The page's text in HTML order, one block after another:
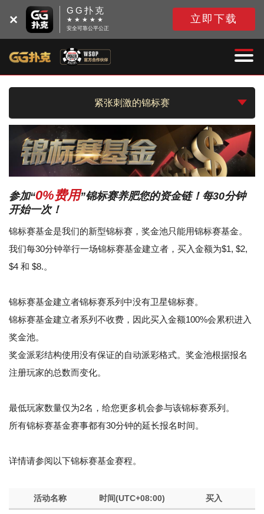
GG扑克
★ ★ ★ ★ ★
安全可靠公平公正
立即下载
紧张刺激的锦标赛
参加“0%费用”锦标赛养肥您的资金链！每30分钟
开始一次！
锦标赛基金是我们的新型锦标赛，奖金池只能用锦标赛基金。
我们每30分钟举行一场锦标赛基金建立者，买入金额为$1, $2,
$4 和 $8.。
锦标赛基金建立者锦标赛系列中没有卫星锦标赛。
锦标赛基金建立者系列不收费，因此买入金额100%会累积进入
奖金池。
奖金派彩结构使用没有保证的自动派彩格式。奖金池根据报名
注册玩家的总数而变化。
最低玩家数量仅为2名，给您更多机会参与该锦标赛系列。
所有锦标赛基金赛事都有30分钟的延长报名时间。
详情请参阅以下锦标赛基金赛程。
活动名称 时间(UTC+08:00) 买入